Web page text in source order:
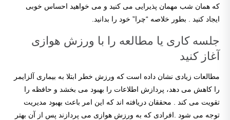
که همان شب مهمان پذیرایی می کنید و می خواهید احساس خوبی
ایجاد کنید . بطور خلاصه “چرا” خود را بدانید.
جلسه کاری یا مطالعه را با ورزش هوازی
آغاز کنید
مطالعات زیادی نشان داده است که ورزش خطر ابتلا به بیماری آلزایمر
را کاهش می دهد، پردازش اطلاعات را بهبود می بخشد و حافظه را
تقویت می کند . محققان دریافته اند که این امر باعث بهبود مدیریت
توجه می شود .افرادی که به ورزش هوازی می پردازند پس از آن بهتر